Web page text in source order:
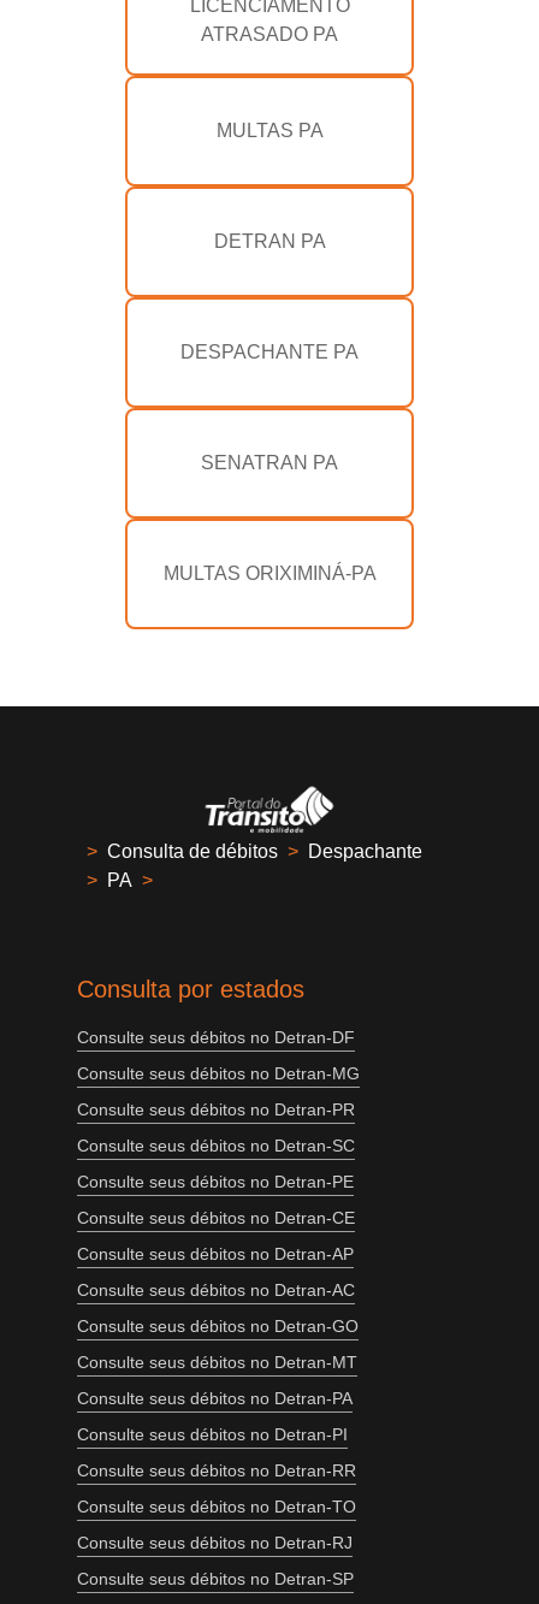
LICENCIAMENTO
ATRASADO PA
MULTAS PA
DETRAN PA
DESPACHANTE PA
SENATRAN PA
MULTAS ORIXIMINÁ-PA
> Consulta de débitos > Despachante
> PA >
Consulta por estados
Consulte seus débitos no Detran-DF
Consulte seus débitos no Detran-MG
Consulte seus débitos no Detran-PR
Consulte seus débitos no Detran-SC
Consulte seus débitos no Detran-PE
Consulte seus débitos no Detran-CE
Consulte seus débitos no Detran-AP
Consulte seus débitos no Detran-AC
Consulte seus débitos no Detran-GO
Consulte seus débitos no Detran-MT
Consulte seus débitos no Detran-PA
Consulte seus débitos no Detran-PI
Consulte seus débitos no Detran-RR
Consulte seus débitos no Detran-TO
Consulte seus débitos no Detran-RJ
Consulte seus débitos no Detran-SP